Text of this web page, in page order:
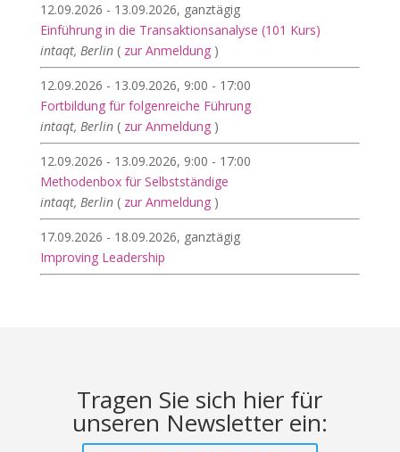
12.09.2026 - 13.09.2026, ganztägig
Einführung in die Transaktionsanalyse (101 Kurs)
intaqt, Berlin ( zur Anmeldung)
12.09.2026 - 13.09.2026, 9:00 - 17:00
Fortbildung für folgenreiche Führung
intaqt, Berlin ( zur Anmeldung)
12.09.2026 - 13.09.2026, 9:00 - 17:00
Methodenbox für Selbstständige
intaqt, Berlin ( zur Anmeldung)
17.09.2026 - 18.09.2026, ganztägig
Improving Leadership
Tragen Sie sich hier für
unseren Newsletter ein: